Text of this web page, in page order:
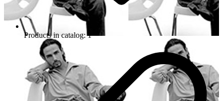
Products in catalog: 1